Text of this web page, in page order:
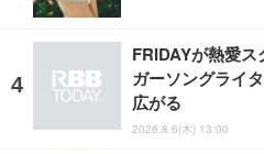
FRIDAYが熱愛
ガーソングライ
広がる
2026.8.6(木) 13:00